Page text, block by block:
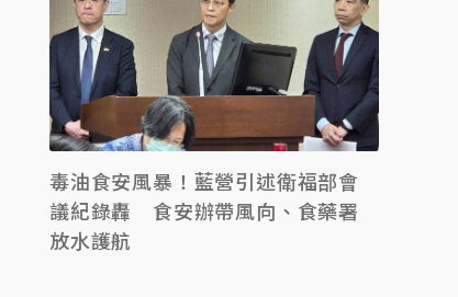
毒油食安風暴！藍營引述衛福部會
議紀錄轟 食安辦帶風向、食藥署
放水護航